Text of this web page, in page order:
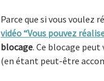
Parce que si vous voulez
vidéo “Vous pouvez
blocage. Ce blocage
(en étant peut-être